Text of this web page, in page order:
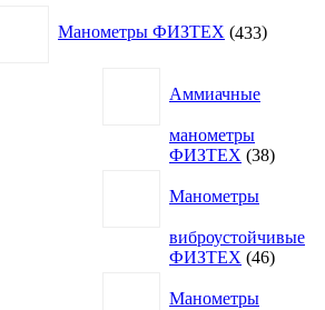
Манометры ФИЗТЕХ 433товара
Аммиачные
манометры
ФИЗТЕХ 3838
Манометры
виброустойчивые
ФИЗТЕХ 4646
Манометры